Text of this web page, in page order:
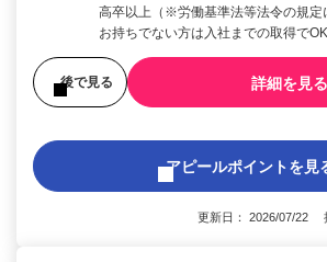
高卒以上（※労働基準法等法令の規
お持ちでない方は入社までの取得でOK
後で見る 詳細を見る
アピールポイントを見
更新日： 2026/07/22